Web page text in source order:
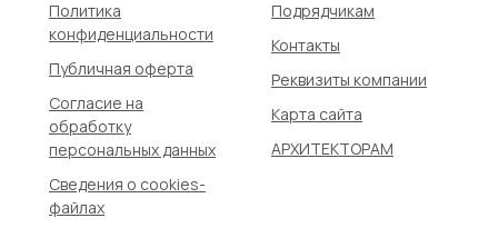
Политика
конфиденциальности
Публичная оферта
Согласие на
обработку
персональных данных
Сведения о сookies-
файлах
Подрядчикам
Контакты
Реквизиты компании
Карта сайта
АРХИТЕКТОРАМ